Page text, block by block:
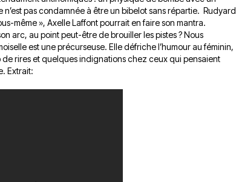
pas condamnée à être un bibelot sans répartie. Rudyard
même », Axelle Laffont pourrait en faire son mantra.
arc, au point peut-être de brouiller les pistes ? Nous
est une précurseuse. Elle défriche l’humour au féminin,
rires et quelques indignations chez ceux qui pensaient
Extrait: